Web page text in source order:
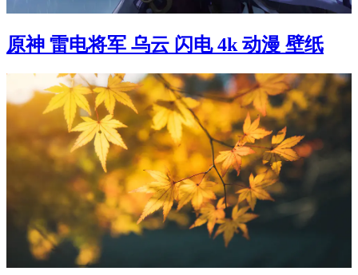
原神 雷电将军 乌云 闪电 4k 动漫 壁纸